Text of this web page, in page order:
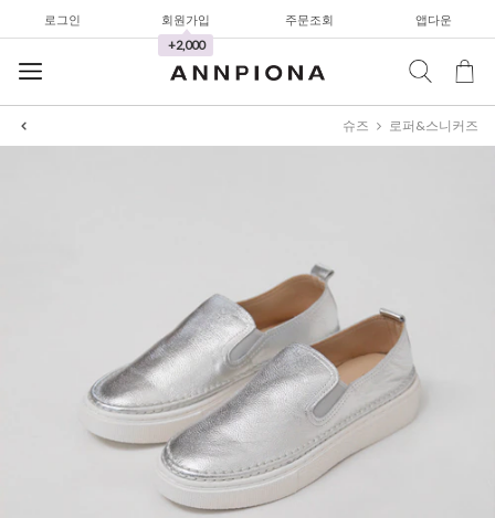
로그인 회원가입
+2,000
주문조회 앱다운
와이드팬츠
한정세일
셔츠&블라우스
가디건/니트
와이드팬츠
한정세일
슈즈 로퍼&스니커즈